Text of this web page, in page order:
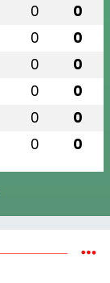
0 0
0 0
0 0
0 0
0 0
0 0